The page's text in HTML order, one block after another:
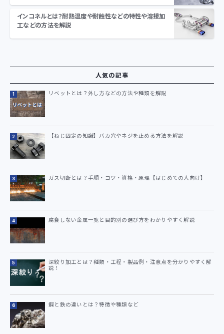
インコネルとは？耐熱温度や耐蝕性などの特性や溶接加
工などの方法を解説
人気の記事
リベットとは？外し方などの方法や種類を解説
【ねじ固定の知識】バカ穴やネジを止める方法を解説
ガス切断とは？手順・コツ・資格・原理【はじめての人向け】
腐食しない金属一覧と目的別の選び方をわかりやすく解説
深絞り加工とは？種類・工程・製品例・注意点を分かりやすく解
説！
鋼と鉄の違いとは？特徴や種類など